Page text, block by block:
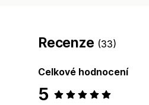
Recenze (33)
Celkové hodnocení
5